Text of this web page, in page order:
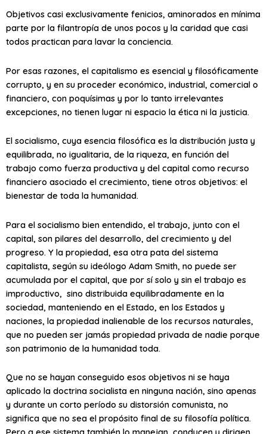
Objetivos casi exclusivamente fenicios, aminorados en mínima
parte por la filantropía de unos pocos y la caridad que casi
todos practican para lavar la conciencia.
Por esas razones, el capitalismo es esencial y filosóficamente
corrupto, y en su proceder económico, industrial, comercial o
financiero, con poquísimas y por lo tanto irrelevantes
excepciones, no tienen lugar ni espacio la ética ni la justicia.
El socialismo, cuya esencia filosófica es la distribución justa y
equilibrada, no igualitaria, de la riqueza, en función del
trabajo como fuerza productiva y del capital como recurso
financiero asociado el crecimiento, tiene otros objetivos: el
bienestar de toda la humanidad.
Para el socialismo bien entendido, el trabajo, junto con el
capital, son pilares del desarrollo, del crecimiento y del
progreso. Y la propiedad, esa otra pata del sistema
capitalista, según su ideólogo Adam Smith, no puede ser
acumulada por el capital, que por sí solo y sin el trabajo es
improductivo, sino distribuida equilibradamente en la
sociedad, manteniendo en el Estado, en los Estados y
naciones, la propiedad inalienable de los recursos naturales,
que no pueden ser jamás propiedad privada de nadie porque
son patrimonio de la humanidad toda.
Que no se hayan conseguido esos objetivos ni se haya
aplicado la doctrina socialista en ninguna nación, sino apenas
y durante un corto período su distorsión comunista, no
significa que no sea el propósito final de su filosofía política.